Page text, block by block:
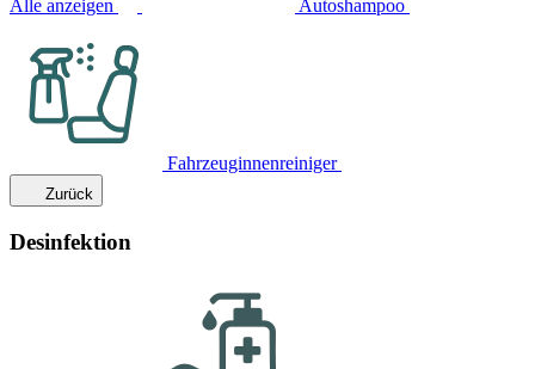
Alle anzeigen Autoshampoo
Fahrzeuginnenreiniger
Zurück
Desinfektion